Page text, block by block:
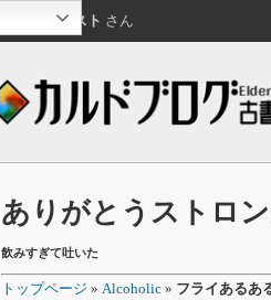
ゲスト さん
ありがとうストロ
飲みすぎて吐いた
トップページ » Alcoholic » フライあるあ